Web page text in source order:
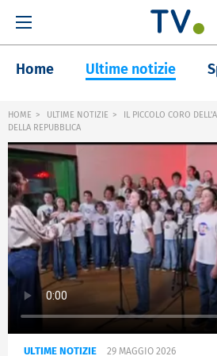
Home Ultime notizie
HOME ULTIME NOTIZIE
IL PICCOLO CORO
DELLA REPUBBLICA
ULTIME NOTIZIE 29 MAGGIO 2026